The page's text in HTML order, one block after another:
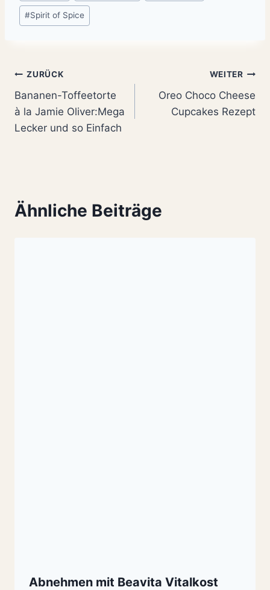
#Spirit of Spice
Beitragsnavigation
ZURÜCK
Bananen-Toffeetorte
à la Jamie Oliver:Mega
Lecker und so Einfach
WEITER
Oreo Choco Cheese
Cupcakes Rezept
Ähnliche Beiträge
Abnehmen mit Beavita Vitalkost